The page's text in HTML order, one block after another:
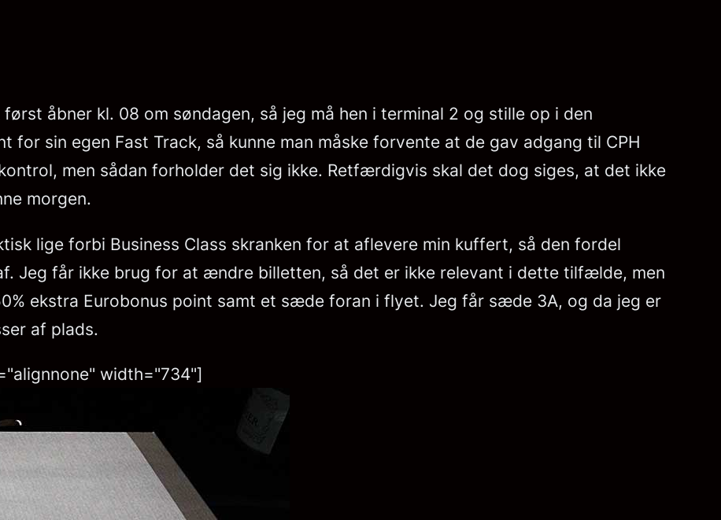
åbner kl. 08 om søndagen, så jeg må hen i terminal 2 og stille op i den
for sin egen Fast Track, så kunne man måske forvente at de gav adgang til CPH
men sådan forholder det sig ikke. Retfærdigvis skal det dog siges, at det ikke
morgen.
lige forbi Business Class skranken for at aflevere min kuffert, så den fordel
Jeg får ikke brug for at ændre billetten, så det er ikke relevant i dette tilfælde, men
ekstra Eurobonus point samt et sæde foran i flyet. Jeg får sæde 3A, og da jeg er
af plads.
width="734"]